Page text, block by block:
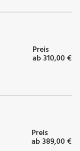
Preis
ab 310,00 €
Preis
ab 389,00 €